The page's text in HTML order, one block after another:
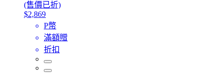
(售價已折)
$2,869
P幣
滿額贈
折扣